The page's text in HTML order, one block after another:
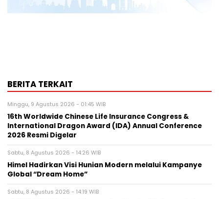
BERITA TERKAIT
Minggu, 9 Agustus 2026 - 01:45 WIB
16th Worldwide Chinese Life Insurance Congress &
International Dragon Award (IDA) Annual Conference
2026 Resmi Digelar
Sabtu, 8 Agustus 2026 - 14:26 WIB
Himel Hadirkan Visi Hunian Modern melalui Kampanye
Global “Dream Home”
Sabtu, 8 Agustus 2026 - 14:19 WIB